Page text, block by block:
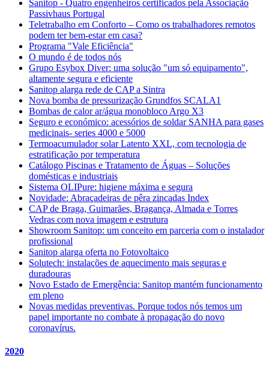
Sanitop - Quatro engenheiros certificados pela Associação
Passivhaus Portugal
Teletrabalho em Conforto – Como os trabalhadores remotos
podem ter bem-estar em casa?
Programa "Vale Eficiência"
O mundo é de todos nós
Grupo Esybox Diver: uma solução "um só equipamento",
altamente segura e eficiente
Sanitop alarga rede de CAP a Sintra
Nova bomba de pressurização Grundfos SCALA1
Bombas de calor ar/água monobloco Argo X3
Seguro e económico: acessórios de soldar SANHA para gases
medicinais- series 4000 e 5000
Termoacumulador solar Latento XXL, com tecnologia de
estratificação por temperatura
Catálogo Piscinas e Tratamento de Águas – Soluções
domésticas e industriais
Sistema OLIPure: higiene máxima e segura
Novidade: Abraçadeiras de pêra zincadas Index
CAP de Braga, Guimarães, Bragança, Almada e Torres
Vedras com nova imagem e estrutura
Showroom Sanitop: um conceito em parceria com o instalador
profissional
Sanitop alarga oferta no Fotovoltaico
Solutech: instalações de aquecimento mais seguras e
duradouras
Novo Estado de Emergência: Sanitop mantém funcionamento
em pleno
Novas medidas preventivas. Porque todos nós temos um
papel importante no combate à propagação do novo
coronavírus.
2020